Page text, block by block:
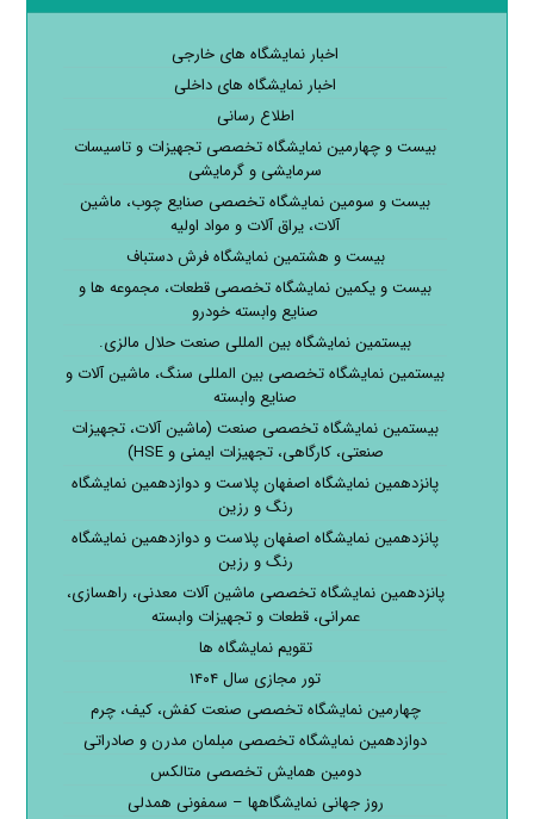
اخبار نمایشگاه های خارجی
اخبار نمایشگاه های داخلی
اطلاع رسانی
بیست و چهارمین نمایشگاه تخصصی تجهیزات و تاسیسات
سرمایشی و گرمایشی
بیست و سومین نمایشگاه تخصصی صنایع چوب، ماشین
آلات، یراق آلات و مواد اولیه
بیست و هشتمین نمایشگاه فرش دستباف
بیست و یکمین نمایشگاه تخصصی قطعات، مجموعه ها و
صنایع وابسته خودرو
بیستمین نمایشگاه بین المللی صنعت حلال مالزی.
بیستمین نمایشگاه تخصصی بین المللی سنگ، ماشین آلات و
صنایع وابسته
بیستمین نمایشگاه تخصصی صنعت (ماشین آلات، تجهیزات
صنعتی، کارگاهی، تجهیزات ایمنی و HSE)
پانزدهمین نمایشگاه اصفهان پلاست و دوازدهمین نمایشگاه
رنگ و رزین
پانزدهمین نمایشگاه اصفهان پلاست و دوازدهمین نمایشگاه
رنگ و رزین
پانزدهمین نمایشگاه تخصصی ماشین آلات معدنی، راهسازی،
عمرانی، قطعات و تجهیزات وابسته
تقویم نمایشگاه ها
تور مجازی سال ۱۴۰۴
چهارمین نمایشگاه تخصصی صنعت کفش، کیف، چرم
دوازدهمین نمایشگاه تخصصی مبلمان مدرن و صادراتی
دومین همایش تخصصی متالکس
روز جهانی نمایشگاهها – سمفونی همدلی